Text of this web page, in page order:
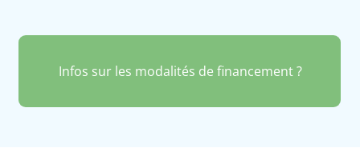
Infos sur les modalités de financement ?